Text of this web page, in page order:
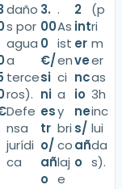
daño
s por
agua
a
terce
ros).
Defe
nsa
jurídi
ca
3.
00
0
€/
si
ni
es
tr
o/
añ
o
.
As
ist
en
ci
a
y
bri
co
laj
e
2
int
er
ve
nc
io
ne
s/
añ
o
(p
ri
m
er
as
3h
inc
lui
da
s).